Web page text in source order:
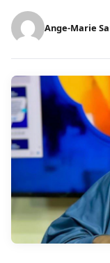
Ange-Marie